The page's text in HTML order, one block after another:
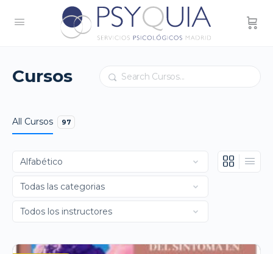
Cursos Buscar
All Cursos 97